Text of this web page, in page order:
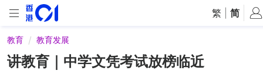
繁 简
教育 教育发展
讲教育｜中学文凭考试放榜临近